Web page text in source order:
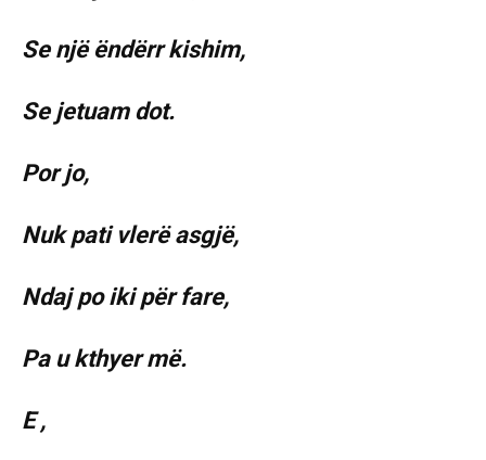
Se një ëndërr kishim,
Se jetuam dot.
Por jo,
Nuk pati vlerë asgjë,
Ndaj po iki për fare,
Pa u kthyer më.
E ,